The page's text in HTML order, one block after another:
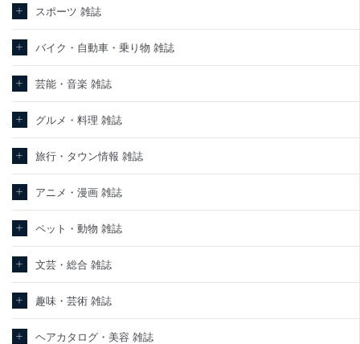
スポーツ 雑誌
バイク・自動車・乗り物 雑誌
芸能・音楽 雑誌
グルメ・料理 雑誌
旅行・タウン情報 雑誌
アニメ・漫画 雑誌
ペット・動物 雑誌
文芸・総合 雑誌
趣味・芸術 雑誌
ヘアカタログ・美容 雑誌